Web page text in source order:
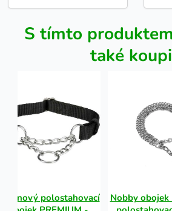
S tímto
také
polostahovací
Nobby